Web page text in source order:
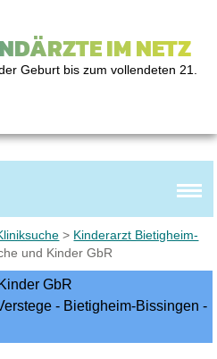
IM NETZ
Geburt bis zum vollendeten 21.
> Kinderarzt Bietigheim-
und Kinder GbR
GbR
- Bietigheim-Bissingen -